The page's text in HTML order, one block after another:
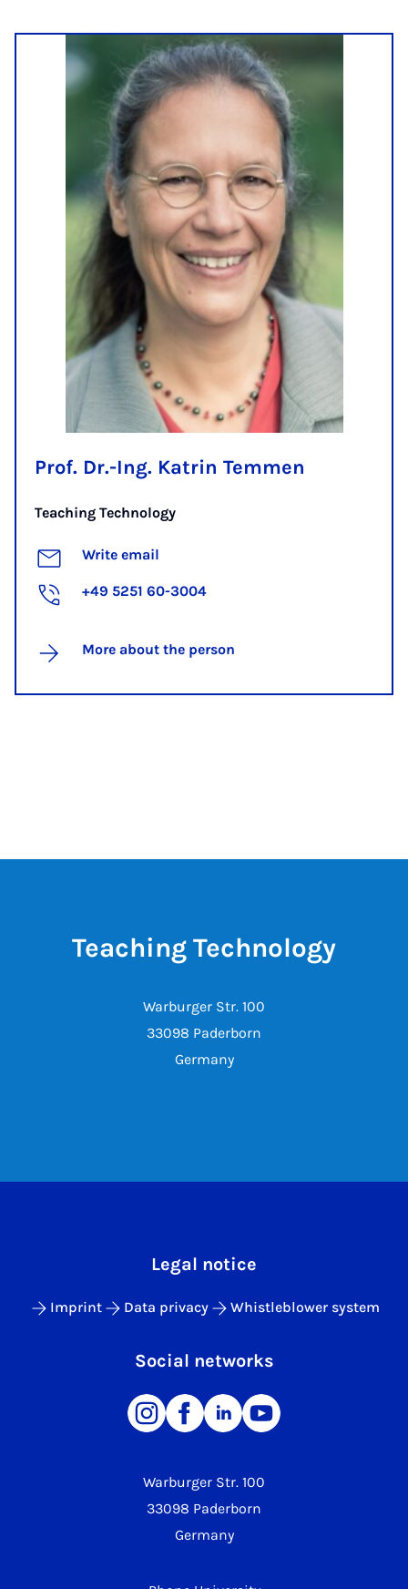
Prof. Dr.-Ing. Katrin Temmen
Teaching Technology
Write email
+49 5251 60-3004
More about the person
Teaching Technology
Warburger Str. 100
33098 Paderborn
Germany
Warburger Str. 100
33098 Paderborn
Germany
Legal notice
Imprint Data privacy Whistleblower system
Social networks